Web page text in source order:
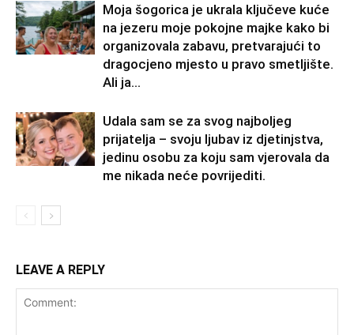
Moja šogorica je ukrala ključeve kuće
na jezeru moje pokojne majke kako bi
organizovala zabavu, pretvarajući to
dragocjeno mjesto u pravo smetljište.
Ali ja...
Udala sam se za svog najboljeg
prijatelja – svoju ljubav iz djetinjstva,
jedinu osobu za koju sam vjerovala da
me nikada neće povrijediti.
LEAVE A REPLY